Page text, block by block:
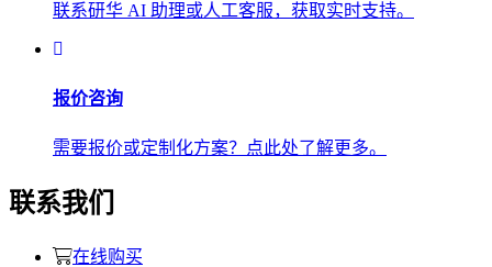
联系研华 AI 助理或人工客服，获取实时支持。
报价咨询
需要报价或定制化方案？点此处了解更多。
联系我们
在线购买